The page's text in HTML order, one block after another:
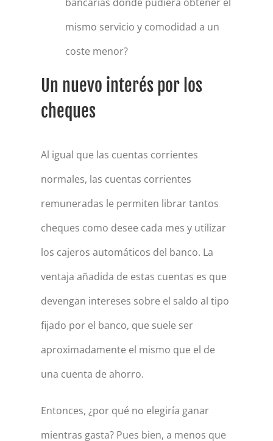
mismo servicio y comodidad a un
coste menor?
Un nuevo interés por los
cheques
Al igual que las cuentas corrientes
normales, las cuentas corrientes
remuneradas le permiten librar tantos
cheques como desee cada mes y utilizar
los cajeros automáticos del banco. La
ventaja añadida de estas cuentas es que
devengan intereses sobre el saldo al tipo
fijado por el banco, que suele ser
aproximadamente el mismo que el de
una cuenta de ahorro.
Entonces, ¿por qué no elegiría ganar
mientras gasta? Pues bien, a menos que